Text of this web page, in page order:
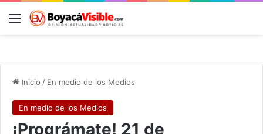
Menú
Inicio / En medio de los Medios
En medio de los Medios
¡Prográmate! 21 de